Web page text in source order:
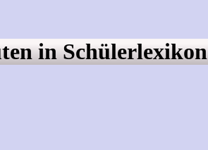
in Schülerlexikon